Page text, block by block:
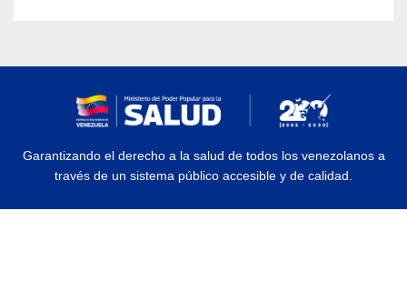
Garantizando el derecho a la salud de todos los venezolanos a
través de un sistema público accesible y de calidad.